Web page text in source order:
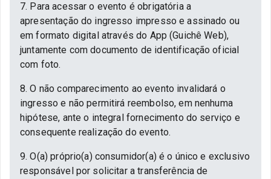
7. Para acessar o evento é obrigatória a
apresentação do ingresso impresso e assinado ou
em formato digital através do App (Guichê Web),
juntamente com documento de identificação oficial
com foto.
8. O não comparecimento ao evento invalidará o
ingresso e não permitirá reembolso, em nenhuma
hipótese, ante o integral fornecimento do serviço e
consequente realização do evento.
9. O(a) próprio(a) consumidor(a) é o único e exclusivo
responsável por solicitar a transferência de